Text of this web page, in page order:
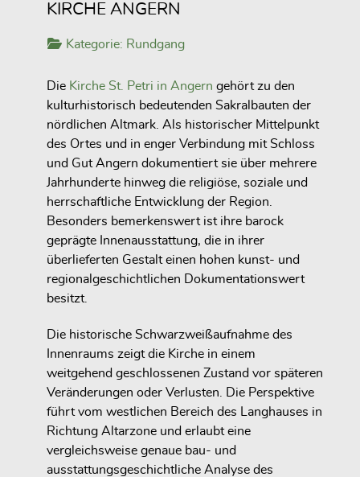
KIRCHE ANGERN
Kategorie: Rundgang
Die Kirche St. Petri in Angern gehört zu den
kulturhistorisch bedeutenden Sakralbauten der
nördlichen Altmark. Als historischer Mittelpunkt
des Ortes und in enger Verbindung mit Schloss
und Gut Angern dokumentiert sie über mehrere
Jahrhunderte hinweg die religiöse, soziale und
herrschaftliche Entwicklung der Region.
Besonders bemerkenswert ist ihre barock
geprägte Innenausstattung, die in ihrer
überlieferten Gestalt einen hohen kunst- und
regionalgeschichtlichen Dokumentationswert
besitzt.
Die historische Schwarzweißaufnahme des
Innenraums zeigt die Kirche in einem
weitgehend geschlossenen Zustand vor späteren
Veränderungen oder Verlusten. Die Perspektive
führt vom westlichen Bereich des Langhauses in
Richtung Altarzone und erlaubt eine
vergleichsweise genaue bau- und
ausstattungsgeschichtliche Analyse des